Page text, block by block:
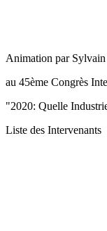
Animation par
au 45ème Congrès
"2020: Quelle
Liste des Intervenants